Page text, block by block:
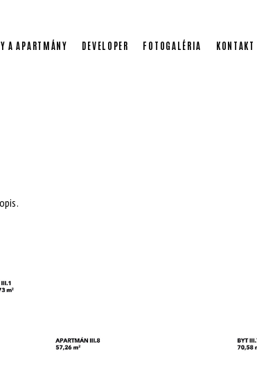
A APARTMÁNY DEVELOPER FOTOGALÉRIA KONTAKT